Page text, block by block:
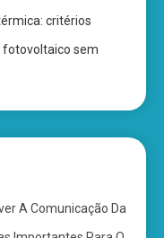
critérios
fotovoltaico sem
A Comunicação Da